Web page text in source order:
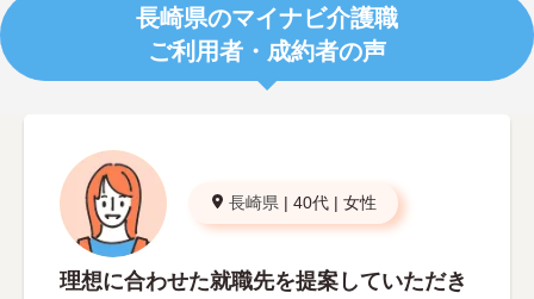
長崎県のマイナビ介護職
ご利用者・成約者の声
長崎県 | 40代 | 女性
理想に合わせた就職先を提案していただき